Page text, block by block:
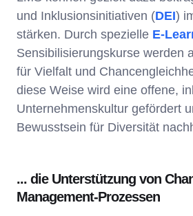
und Inklusionsinitiativen (DEI)
stärken. Durch spezielle E-
Sensibilisierungskurse werden
für Vielfalt und
diese Weise wird eine offene,
Unternehmenskultur gefördert
Bewusstsein für Diversität
... die Unterstützung von
Management-Prozessen